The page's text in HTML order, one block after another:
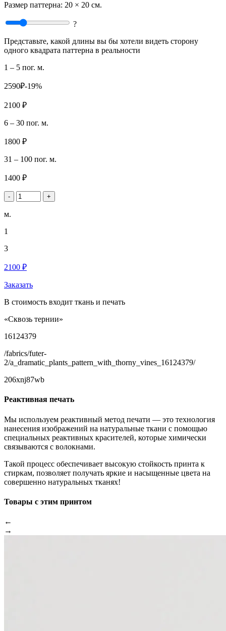
Размер паттерна: 20 × 20 см.
?
Представьте, какой длины вы бы хотели видеть сторону
одного квадрата паттерна в реальности
1 – 5 пог. м.
2590₽-19%
2100 ₽
6 – 30 пог. м.
1800 ₽
31 – 100 пог. м.
1400 ₽
- +
м.
1
3
2100 ₽
Заказать
В стоимость входит ткань и печать
«Сквозь тернии»
16124379
/fabrics/futer-
2/a_dramatic_plants_pattern_with_thorny_vines_16124379/
206xnj87wb
Реактивная печать
Мы используем реактивный метод печати — это технология
нанесения изображений на натуральные ткани с помощью
специальных реактивных красителей, которые химически
связываются с волокнами.
Такой процесс обеспечивает высокую стойкость принта к
стиркам, позволяет получать яркие и насыщенные цвета на
совершенно натуральных тканях!
Товары с этим принтом
←
→